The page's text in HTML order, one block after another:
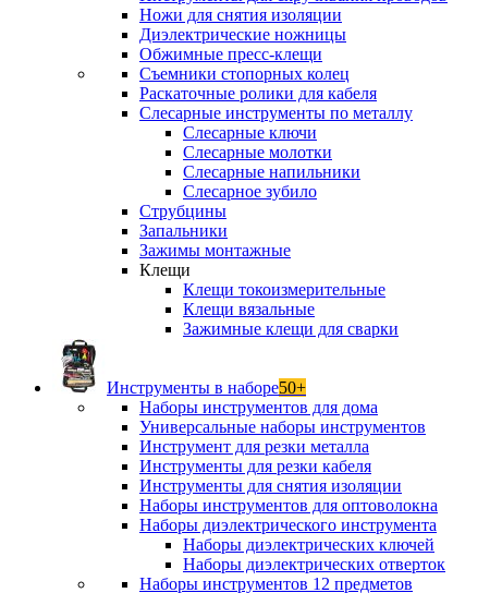
Ножи для снятия изоляции
Диэлектрические ножницы
Обжимные пресс-клещи
Съемники стопорных колец
Раскаточные ролики для кабеля
Слесарные инструменты по металлу
Слесарные ключи
Слесарные молотки
Слесарные напильники
Слесарное зубило
Струбцины
Запальники
Зажимы монтажные
Клещи
Клещи токоизмерительные
Клещи вязальные
Зажимные клещи для сварки
Инструменты в наборе50+
Наборы инструментов для дома
Универсальные наборы инструментов
Инструмент для резки металла
Инструменты для резки кабеля
Инструменты для снятия изоляции
Наборы инструментов для оптоволокна
Наборы диэлектрического инструмента
Наборы диэлектрических ключей
Наборы диэлектрических отверток
Наборы инструментов 12 предметов